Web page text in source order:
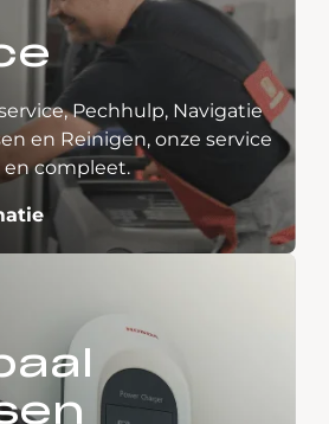
Pechhulp, Navigatie
en Reinigen, onze service
en compleet.